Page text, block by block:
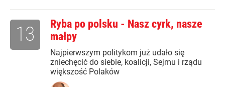
Ryba po polsku - Nasz cyrk, nasze
małpy
Najpierwszym politykom już udało się
zniechęcić do siebie, koalicji, Sejmu i rządu
większość Polaków
13